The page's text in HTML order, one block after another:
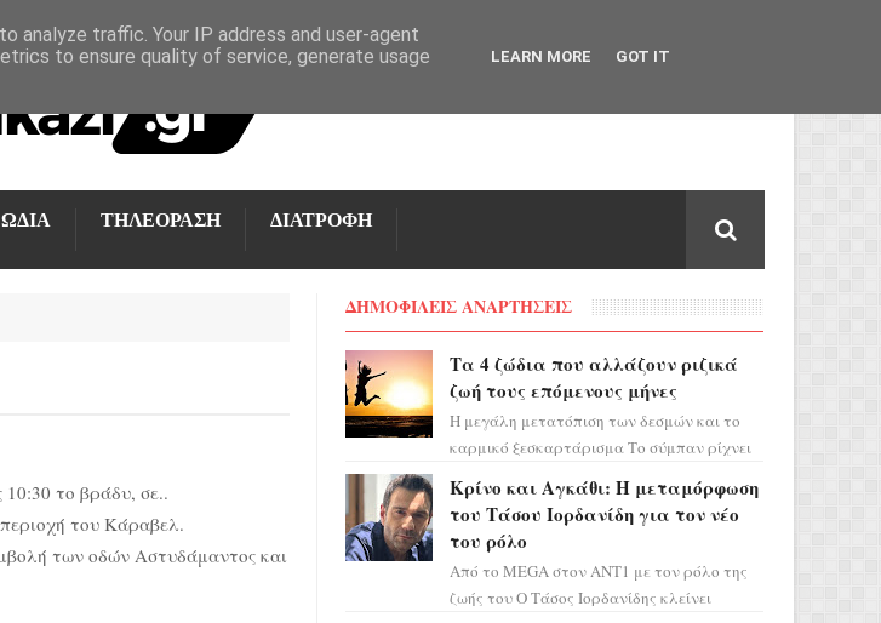
ΤΗΛΕΟΡΑΣΗ ΔΙΑΤΡΟΦΗ
10:30 το βράδυ, σε..
του Κάραβελ.
των οδών Αστυδάμαντος και
ΔΗΜΟΦΙΛΕΙΣ ΑΝΑΡΤΗΣΕΙΣ
Τα 4 ζώδια που αλλάζουν ριζικά
ζωή τους επόμενους μήνες
Η μεγάλη μετατόπιση των δεσμών και το
καρμικό ξεσκαρτάρισμα Το σύμπαν ρίχνει
προειδοποιεί: οι σελην...
Κρίνο και Αγκάθι: Η μεταμόρφωση
του Τάσου Ιορδανίδη για τον νέο
του ρόλο
Από το MEGA στον ΑΝΤ1 με τον ρόλο της
ζωής του Ο Τάσος Ιορδανίδης κλείνει
analyze traffic. Your IP address and user-agent
to ensure quality of service, generate usage
LEARN MORE GOT IT